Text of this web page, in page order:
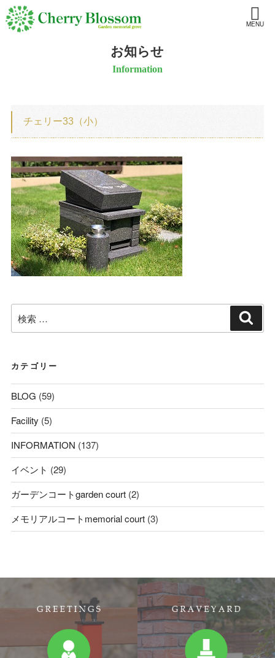
MENU
お知らせ
Information
チェリー33（小）
検
索:
カテゴリー
BLOG (59)
Facility (5)
INFORMATION (137)
イベント (29)
ガーデンコートgarden court(2)
メモリアルコートmemorial court(3)